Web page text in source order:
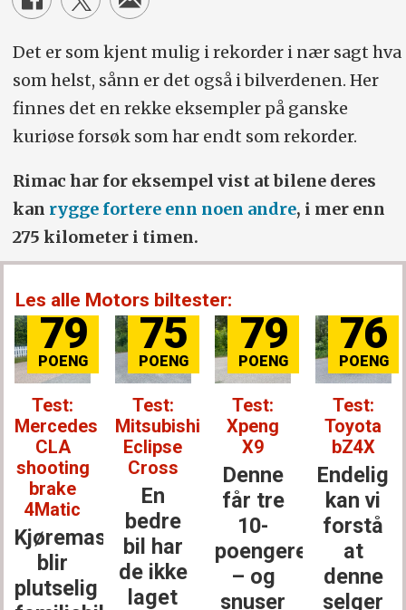
Det er som kjent mulig i rekorder i nær sagt hva
som helst, sånn er det også i bilverdenen. Her
finnes det en rekke eksempler på ganske
kuriøse forsøk som har endt som rekorder.
Rimac har for eksempel vist at bilene deres
kan rygge fortere enn noen andre, i mer enn
275 kilometer i timen.
Les alle Motors biltester:
79
Test:
Mercedes
CLA
shooting
brake
4Matic
Kjøremaskinen
blir
plutselig
75
Test:
Mitsubishi
Eclipse
Cross
En
bedre
bil har
de ikke
laget
79
Test:
Xpeng
X9
Denne
får tre
10-
poengere
– og
snuser
76
Test:
Toyota
bZ4X
Endelig
kan vi
forstå
at
denne
selger